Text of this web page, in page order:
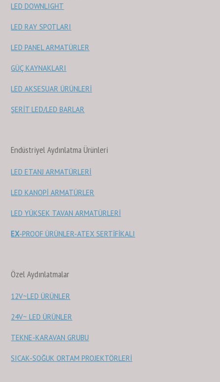
LED DOWNLIGHT
LED RAY SPOTLARI
LED PANEL ARMATÜRLER
GÜÇ KAYNAKLARI
LED AKSESUAR ÜRÜNLERİ
ŞERİT LED/LED BARLAR
Endüstriyel Aydınlatma Ürünleri
LED ETANJ ARMATÜRLERİ
LED KANOPİ ARMATÜRLER
LED YÜKSEK TAVAN ARMATÜRLERİ
EX-PROOF ÜRÜNLER-ATEX SERTİFİKALI
Özel Aydınlatmalar
12V~LED ÜRÜNLER
24V~ LED ÜRÜNLER
TEKNE-KARAVAN GRUBU
SICAK-SOĞUK ORTAM PROJEKTÖRLERİ